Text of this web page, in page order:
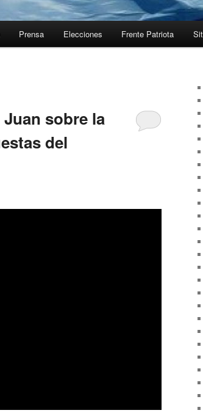
Prensa Elecciones Frente Patriota
sobre la
del